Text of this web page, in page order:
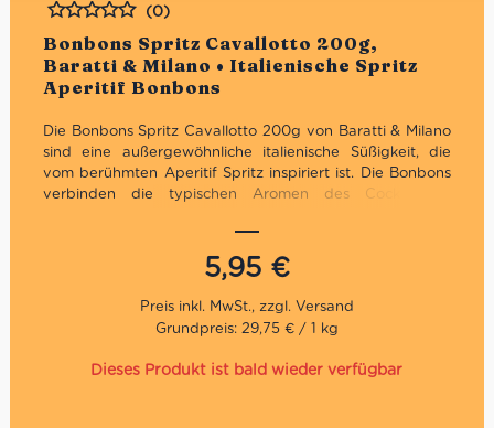
Bonbons Spritz Cavallotto 200g,
Baratti & Milano • Italienische Spritz
Aperitif Bonbons
Bewertet
(0)
Die Bonbons Spritz Cavallotto 200g von Baratti & Milano
sind eine außergewöhnliche italienische Süßigkeit, die
vom berühmten Aperitif Spritz inspiriert ist. Die Bonbons
verbinden die typischen Aromen des Cocktails –
einem überraschend eleganten Geschmackserlebnis.
Hergestellt von der traditionsreichen Turiner Confiserie
Baratti & Milano und stilvoll in der Cavallotto-Verpackung
präsentiert, sind sie eine originelle Spezialität für
Liebhaber italienischer Aperitifkultur.
5,95 €
Grundpreis: 29,75 € / 1 kg
Dieses Produkt ist bald wieder verfügbar